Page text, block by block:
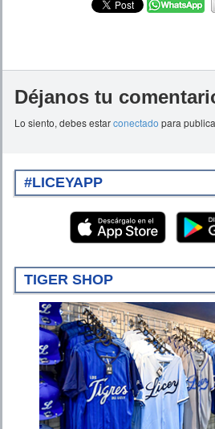
Déjanos tu
Lo siento, debes estarconectado para
#LICEYAPP
TIGER SHOP